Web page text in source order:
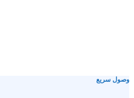
وصول سريع